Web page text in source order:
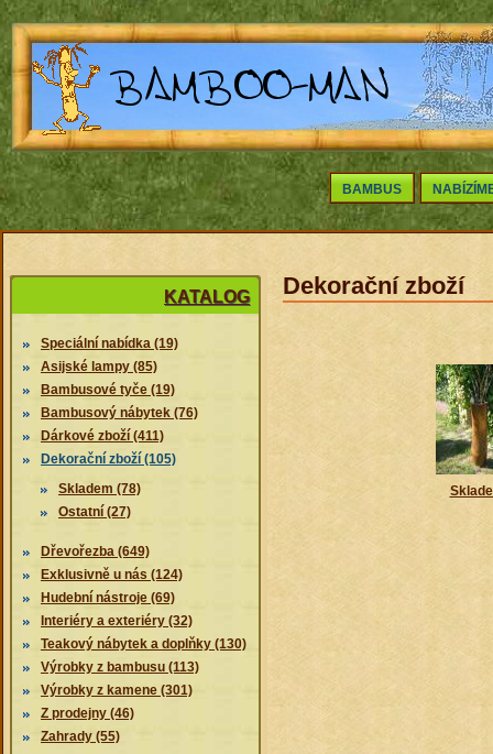
BAMBUS
KATALOG
Speciální nabídka (19)
Asijské lampy (85)
Bambusové tyče (19)
Bambusový nábytek (76)
Dárkové zboží (411)
Dekorační zboží (105)
Skladem (78)
Ostatní (27)
Dřevořezba (649)
Exklusivně u nás (124)
Hudební nástroje (69)
Interiéry a exteriéry (32)
Teakový nábytek a doplňky (130)
Výrobky z bambusu (113)
Výrobky z kamene (301)
Z prodejny (46)
Zahrady (55)
Dekorační zboží